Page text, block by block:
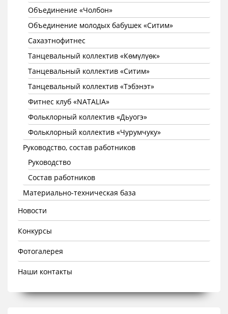
Объединение «Чолбон»
Объединение молодых бабушек «Ситим»
Сахаэтнофитнес
Танцевальный коллектив «Көмүлүөк»
Танцевальный коллектив «Ситим»
Танцевальный коллектив «Тэбэнэт»
Фитнес клуб «NATALIA»
Фольклорный коллектив «Дьуогэ»
Фольклорный коллектив «Чурумчуку»
Руководство, состав работников
Руководство
Состав работников
Материально-техническая база
Новости
Конкурсы
Фотогалерея
Наши контакты